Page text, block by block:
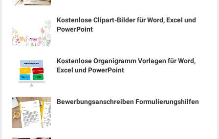
Kostenlose Clipart-Bilder für Word, Excel und
PowerPoint
Kostenlose Organigramm Vorlagen für Word,
Excel und PowerPoint
Bewerbungsanschreiben Formulierungshilfen